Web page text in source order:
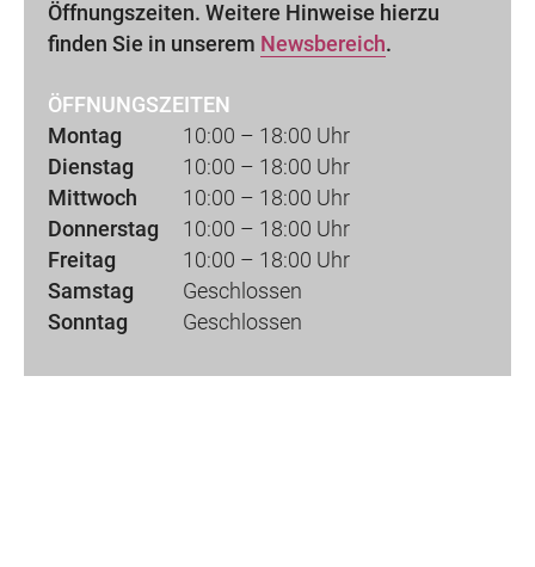
Öffnungszeiten. Weitere Hinweise hierzu
finden Sie in unserem Newsbereich.
ÖFFNUNGSZEITEN
Montag
10:00 – 18:00 Uhr
Dienstag
10:00 – 18:00 Uhr
Mittwoch
10:00 – 18:00 Uhr
Donnerstag
10:00 – 18:00 Uhr
Freitag
10:00 – 18:00 Uhr
Samstag
Geschlossen
Sonntag
Geschlossen